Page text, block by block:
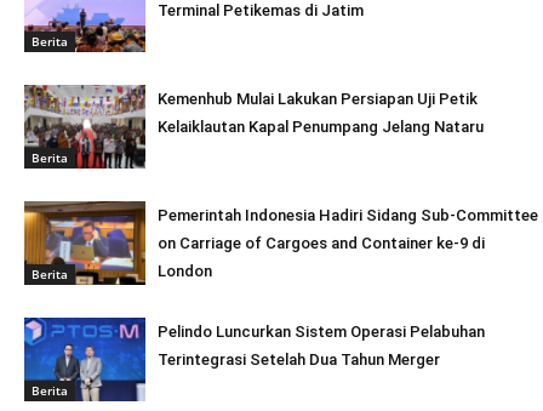
Berita
Terminal Petikemas di Jatim
Berita
Kemenhub Mulai Lakukan Persiapan Uji Petik
Kelaiklautan Kapal Penumpang Jelang Nataru
Berita
Pemerintah Indonesia Hadiri Sidang Sub-Committee
on Carriage of Cargoes and Container ke-9 di
London
Berita
Pelindo Luncurkan Sistem Operasi Pelabuhan
Terintegrasi Setelah Dua Tahun Merger